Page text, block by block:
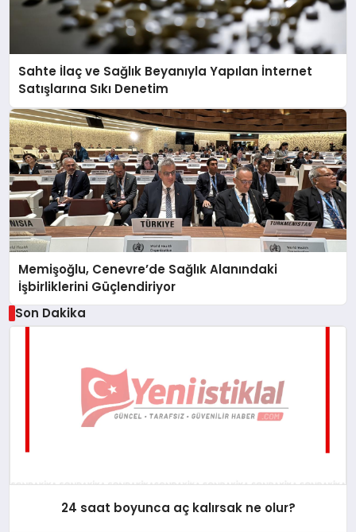
Sahte İlaç ve Sağlık Beyanıyla Yapılan İnternet
Satışlarına Sıkı Denetim
Memişoğlu, Cenevre’de Sağlık Alanındaki
İşbirliklerini Güçlendiriyor
Son Dakika
24 saat boyunca aç kalırsak ne olur?